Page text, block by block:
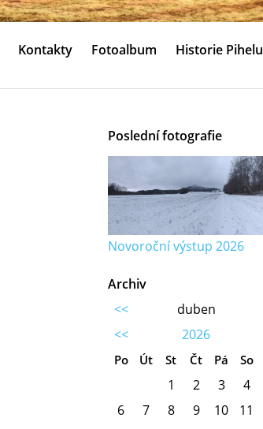
Kontakty Fotoalbum Historie Pihelu
Poslední fotografie
Novoroční výstup 2026
Archiv
<<
duben
<<
2026
Po Út St Čt Pá So
1 2 3 4
6
7 8 9 10 11